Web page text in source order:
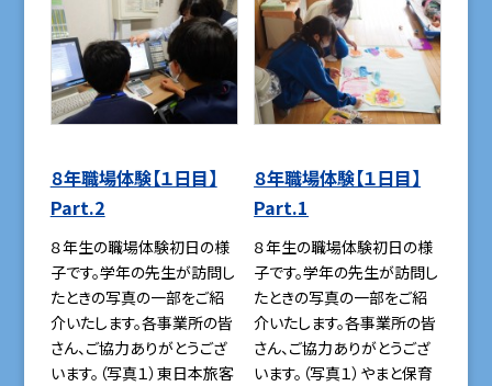
８年職場体験【１日目】
Part.2
８年生の職場体験初日の様
子です。学年の先生が訪問し
たときの写真の一部をご紹
介いたします。各事業所の皆
さん、ご協力ありがとうござ
います。（写真１）東日本旅客
８年職場体験【１日目】
Part.1
８年生の職場体験初日の様
子です。学年の先生が訪問し
たときの写真の一部をご紹
介いたします。各事業所の皆
さん、ご協力ありがとうござ
います。（写真１）やまと保育